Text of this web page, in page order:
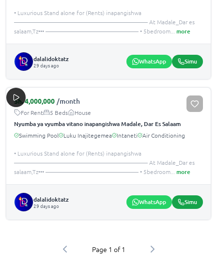
• Luxurious Stand alone for (Rents) inapangishwa
——————————————————————— At Madale_Dar es
salaam,Tz••• ———————————————— •️ 5bedroom
more
dalalidoktatz
29 days ago WhatsApp Simu
Sh.4,000,000 /month
For Rent 5 Beds House
Nyumba ya vyumba vitano inapangishwa Madale, Dar Es Salaam
Swimming Pool Luku Inajitegemea Intaneti Air Conditioning
• Luxurious Stand alone for (Rents) inapangishwa
——————————————————————— At Madale_Dar es
salaam,Tz••• ———————————————— •️ 5bedroom
more
dalalidoktatz
29 days ago WhatsApp Simu
Page 1 of1